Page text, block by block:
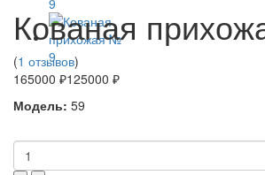
Кованая
(1 отзывов)
165000 ₽125000 ₽
Модель: 59